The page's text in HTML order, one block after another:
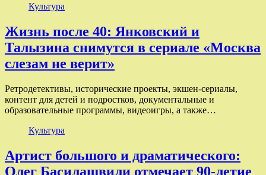
Культура
Жизнь после 40: Янковский и
Талызина снимутся в сериале «Москва
слезам не верит»
Ретродетективы, исторические проекты, экшен-сериалы,
контент для детей и подростков, документальные и
образовательные программы, видеоигры, а также…
Культура
Артист большого и драматического:
Олег Басилашвили отмечает 90-летие